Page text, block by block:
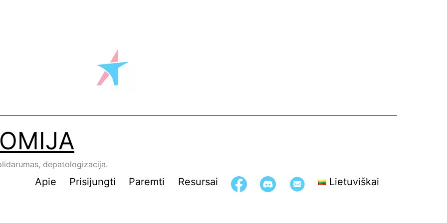
depatologizacija.
Apie Prisijungti Paremti Resursai Lietuviškai